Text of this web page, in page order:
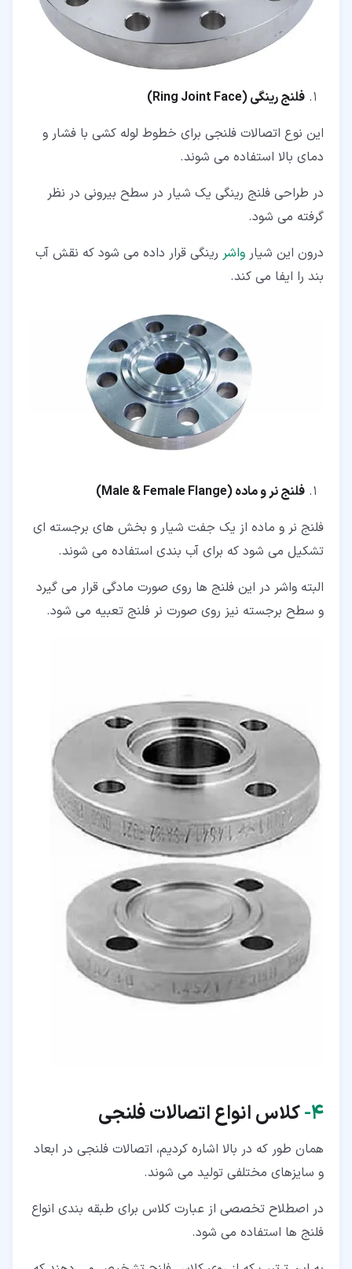
فلنج رینگی (Ring Joint Face
)
این نوع اتصالات فلنجی برای خطوط لوله کشی با فشار و
دمای بالا استفاده می شوند.
در طراحی فلنج رینگی یک شیار در سطح بیرونی در نظر
گرفته می شود.
درون این شیار واشر رینگی قرار داده می شود که نقش آب
بند را ایفا می کند.
فلنج نر و ماده (Male & Female Flange
)
فلنج نر و ماده از یک جفت شیار و بخش های برجسته ای
تشکیل می شود که برای آب بندی استفاده می شوند.
البته واشر در این فلنج ها روی صورت مادگی قرار می گیرد
و سطح برجسته نیز روی صورت نر فلنج تعبیه می شود.
۴‏- کلاس انواع اتصالات فلنجی
همان طور که در بالا اشاره کردیم، اتصالات فلنجی در ابعاد
و سایزهای مختلفی تولید می شوند.
در اصطلاح تخصصی از عبارت کلاس برای طبقه بندی انواع
فلنج ها استفاده می شود.